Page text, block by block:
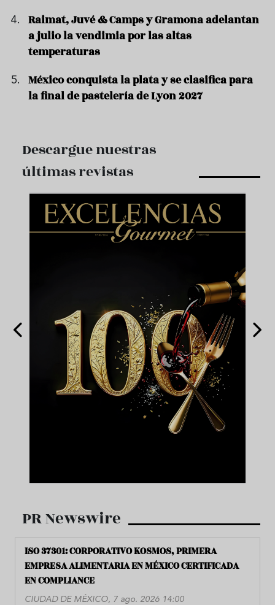
Raimat, Juvé & Camps y Gramona adelantan
a julio la vendimia por las altas
temperaturas
México conquista la plata y se clasifica para
la final de pastelería de Lyon 2027
Descargue nuestras
últimas revistas
PR Newswire
ISO 37301: CORPORATIVO KOSMOS, PRIMERA
EMPRESA ALIMENTARIA EN MÉXICO CERTIFICADA
EN COMPLIANCE
CIUDAD DE MÉXICO, 7 ago. 2026 14:00